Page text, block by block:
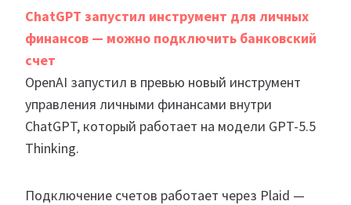
ChatGPT запустил инструмент для личных
финансов — можно подключить банковский
счет
OpenAI запустил в превью новый инструмент
управления личными финансами внутри
ChatGPT, который работает на модели GPT-5.5
Thinking.
Подключение счетов работает через Plaid —